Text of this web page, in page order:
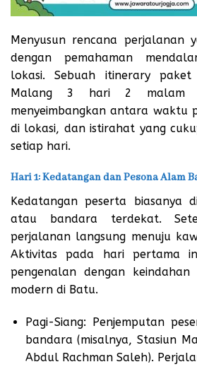
Menyusun rencana perjalanan
dengan pemahaman
lokasi. Sebuah itinerary
Malang 3 hari 2 malam
menyeimbangkan antara waktu
di lokasi, dan istirahat yang
setiap hari.
Hari 1: Kedatangan dan Pesona Alam
Kedatangan peserta biasanya
atau bandara terdekat.
perjalanan langsung menuju
Aktivitas pada hari pertama
pengenalan dengan
modern di Batu.
Pagi-Siang: Penjemputan
bandara (misalnya, Stasiun
Abdul Rachman Saleh).